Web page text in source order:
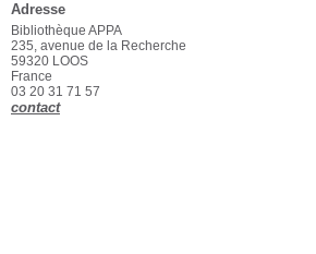
Adresse
Bibliothèque APPA
235, avenue de la Recherche
59320 LOOS
France
03 20 31 71 57
contact